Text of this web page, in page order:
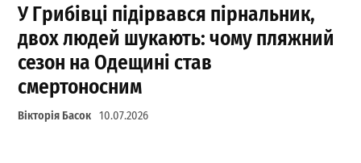
У Грибівці підірвався пірнальник,
двох людей шукають: чому пляжний
сезон на Одещині став
смертоносним
Вікторія Басок 10.07.2026